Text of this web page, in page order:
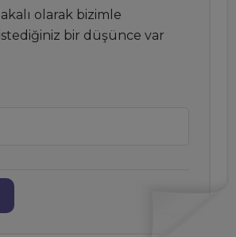
olarak bizimle
bir düşünce var